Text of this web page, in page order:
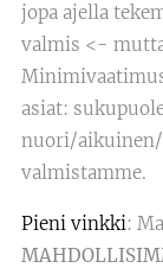
jopa ajella
valmis <-
asiat:
nuori/
valmistamme.
Pieni vinkki: